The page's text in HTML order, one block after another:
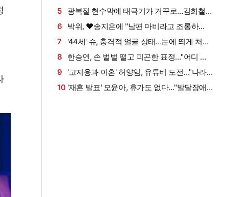
과 다정한 투샷 "늘 든든" [엑's 이슈]
5
광복절 현수막에 태극기가 거꾸로…김희철
"X돌았네" 직접 댓글까지 남겼다
6
박위, ♥송지은에 "남편 마비라고 조롱하
냐"…공개된 영상 보니
7
'44세' 슈, 충격적 얼굴 상태…눈에 띄게 처진
피부 "손 봐야 할 데 많아" [엑's 이슈]
8
한승연, 손 벌벌 떨고 피곤한 표정…"어디 아
픈가" 건강이상설 확산 [엑's 이슈]
9
'고지용과 이혼' 허양임, 유튜버 도전…"나라
는 사람에 대해 남기고파" (허양임)
10 '재혼 발표' 오윤아, 휴가도 없다…"발달장애